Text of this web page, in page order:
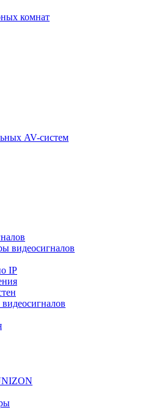
комнат
AV-систем
видеосигналов
IP